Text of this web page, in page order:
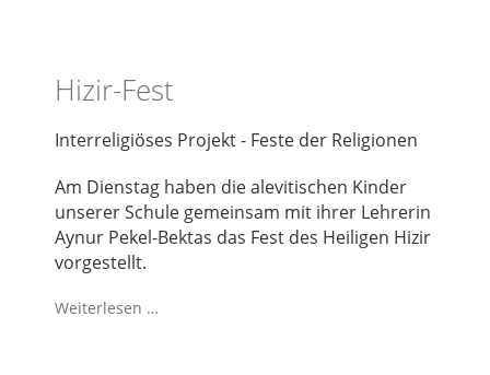
Hizir-Fest
Interreligiöses Projekt - Feste der Religionen
Am Dienstag haben die alevitischen Kinder
unserer Schule gemeinsam mit ihrer Lehrerin
Aynur Pekel-Bektas das Fest des Heiligen Hizir
vorgestellt.
Weiterlesen …